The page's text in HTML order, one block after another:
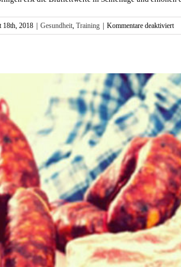
18th, 2018 | Gesundheit Training | Kommentare deaktiviertfür
So